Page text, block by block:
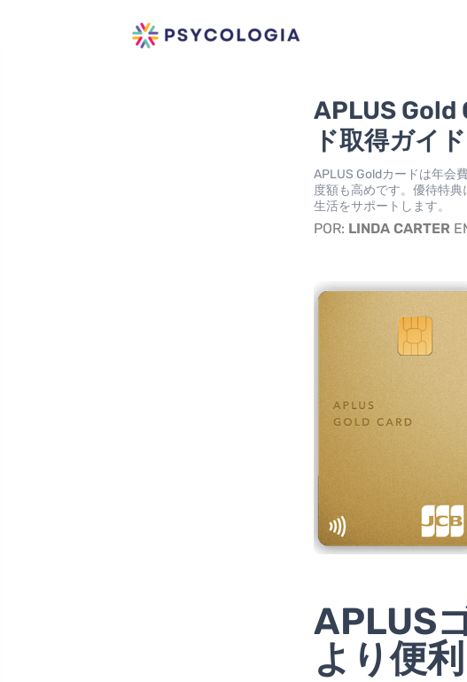
APLUS Gold
ド取得ガイド
APLUS Goldカードは年会
度額も高めです。優待特
生活をサポートします。
POR: LINDA CARTER
APLUS
より便